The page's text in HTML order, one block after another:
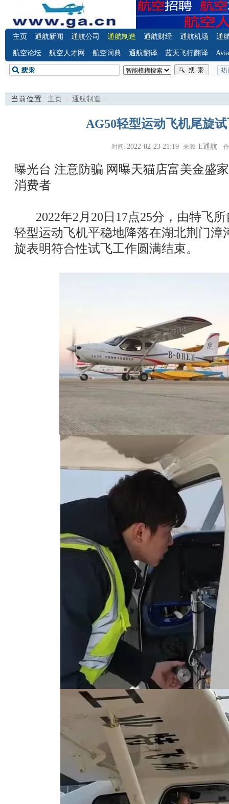
主页 通航新闻 通航公司 通航制造 通航财经 通航机场 通
航空论坛 航空人才网 航空词典 通航翻译 蓝天飞行翻译
当前位置: 主页 > 通航制造 >
AG50轻型运动飞机尾旋
时间: 2022-02-23 21:19 来源: E通航
曝光台 注意防骗 网曝天猫店富美金盛
消费者
2022年2月20日17点25分，由特飞所
轻型运动飞机平稳地降落在湖北荆门漳
旋表明符合性试飞工作圆满结束。